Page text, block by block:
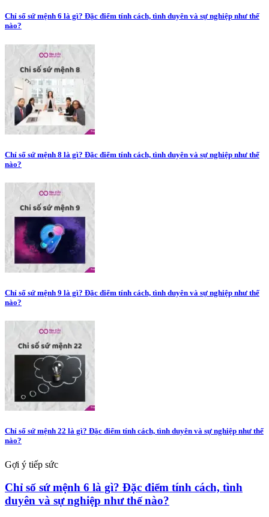
Chỉ số sứ mệnh 6 là gì? Đặc điểm tính cách, tình duyên và sự nghiệp như thế
nào?
Chỉ số sứ mệnh 8 là gì? Đặc điểm tính cách, tình duyên và sự nghiệp như thế
nào?
Chỉ số sứ mệnh 9 là gì? Đặc điểm tính cách, tình duyên và sự nghiệp như thế
nào?
Chỉ số sứ mệnh 22 là gì? Đặc điểm tính cách, tình duyên và sự nghiệp như thế
nào?
Gợi ý tiếp sức
Chỉ số sứ mệnh 6 là gì? Đặc điểm tính cách, tình
duyên và sự nghiệp như thế nào?